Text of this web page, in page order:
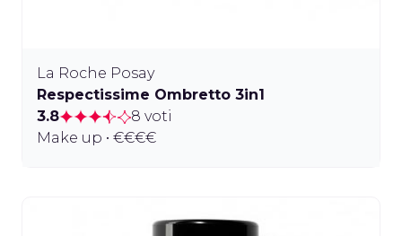
La Roche Posay
Respectissime Ombretto 3in1
3.8
8 voti
Make up • €€€€